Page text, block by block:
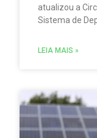
atualizou a
Sistema de
traz um
LEIA MAIS »